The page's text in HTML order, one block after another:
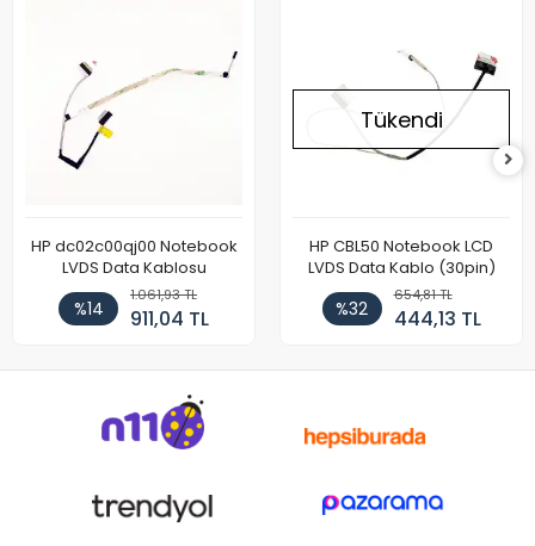
HP dc02c00qj00 Notebook
LVDS Data Kablosu
%14
1.061,93 TL
911,04 TL
Tükendi
HP CBL50 Notebook LCD
LVDS Data Kablo (30pin)
%32
654,81 TL
444,13 TL